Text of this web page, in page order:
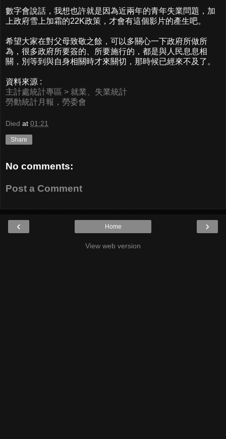
數字會說話，我想也許就是因為近兩年的青年失業問題，加
上政府雪上加霜的22K政策，才會有這個影片的產生吧。
希望大家在對父母致敬之餘，可以多關心一下政府所做所
為，很多政府所要簽的、所要施行的，都是與人民息息相
關，別等到與自身相關時才來關切，那時候已經來不及了。
資料來源 :
主計處統計專區 > 就業、失業統計
勞動統計月報，勞委會
Died at 01:21
Share
No comments:
Post a Comment
‹ ›
Home
View web version